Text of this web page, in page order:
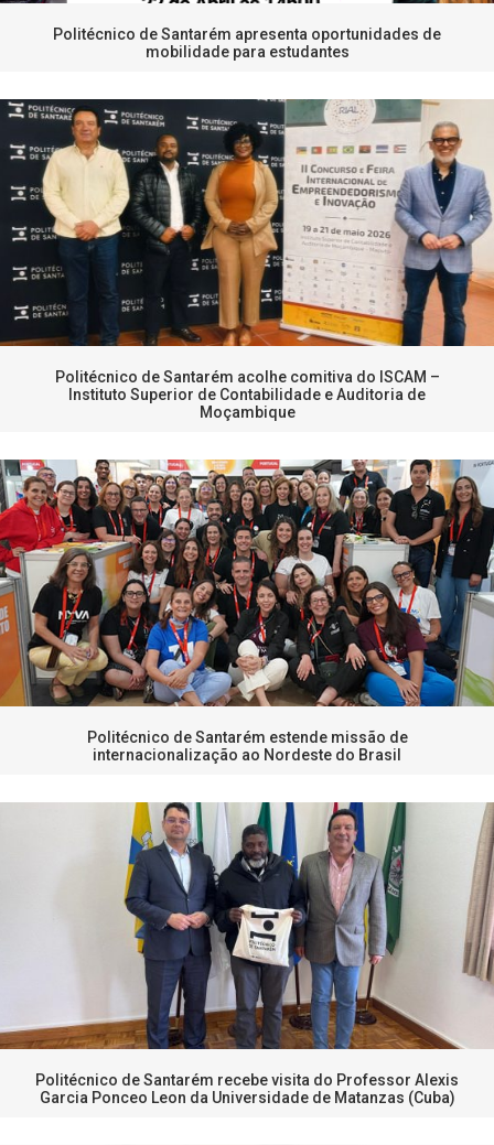
Politécnico de Santarém apresenta oportunidades de
mobilidade para estudantes
Politécnico de Santarém acolhe comitiva do ISCAM –
Instituto Superior de Contabilidade e Auditoria de
Moçambique
Politécnico de Santarém estende missão de
internacionalização ao Nordeste do Brasil
Politécnico de Santarém recebe visita do Professor Alexis
Garcia Ponceo Leon da Universidade de Matanzas (Cuba)